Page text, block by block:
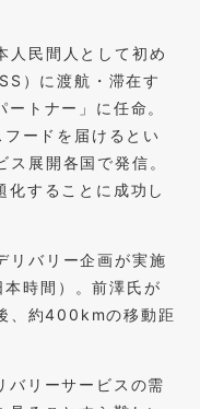
民間人として初め
）に渡航・滞在す
トナー」に任命。
ードを届けるとい
展開各国で発信。
化することに成功し
バリー企画が実施
時間）。前澤氏が
、約400kmの移動距
バリーサービスの需